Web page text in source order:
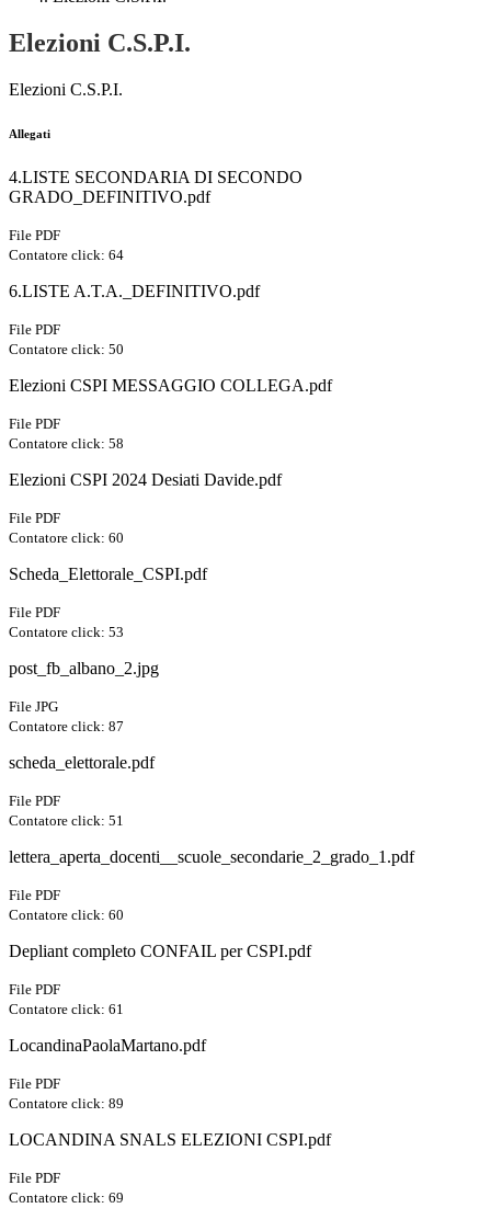
Elezioni C.S.P.I.
Elezioni C.S.P.I.
Allegati
4.LISTE SECONDARIA DI SECONDO
GRADO_DEFINITIVO.pdf
File PDF
Contatore click: 64
6.LISTE A.T.A._DEFINITIVO.pdf
File PDF
Contatore click: 50
Elezioni CSPI MESSAGGIO COLLEGA.pdf
File PDF
Contatore click: 58
Elezioni CSPI 2024 Desiati Davide.pdf
File PDF
Contatore click: 60
Scheda_Elettorale_CSPI.pdf
File PDF
Contatore click: 53
post_fb_albano_2.jpg
File JPG
Contatore click: 87
scheda_elettorale.pdf
File PDF
Contatore click: 51
lettera_aperta_docenti__scuole_secondarie_2_grado_1.pdf
File PDF
Contatore click: 60
Depliant completo CONFAIL per CSPI.pdf
File PDF
Contatore click: 61
LocandinaPaolaMartano.pdf
File PDF
Contatore click: 89
LOCANDINA SNALS ELEZIONI CSPI.pdf
File PDF
Contatore click: 69